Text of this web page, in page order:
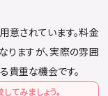
意されています。料金
りますが、実際の雰囲
貴重な機会です。
てみましょう。